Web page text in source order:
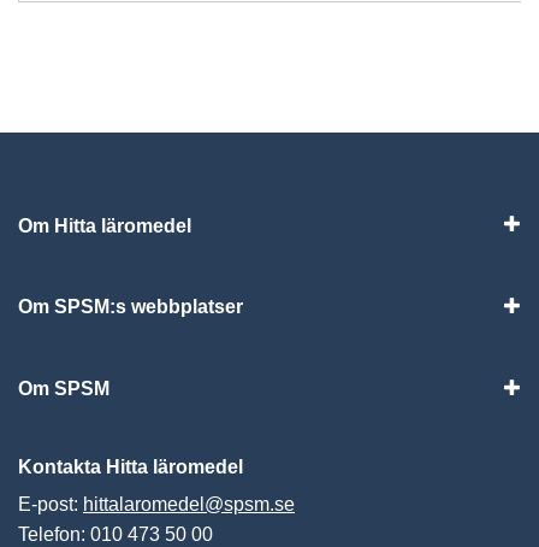
Om Hitta läromedel
Om SPSM:s webbplatser
Om SPSM
Kontakta Hitta läromedel
E-post: hittalaromedel@spsm.se
Telefon: 010 473 50 00